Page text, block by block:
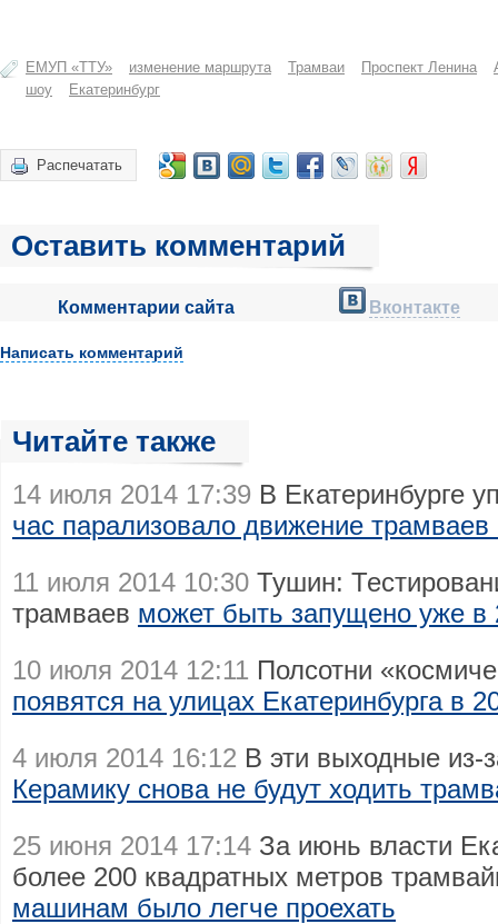
ЕМУП «ТТУ» изменение маршрута Трамваи Проспект Ленина
шоу
Екатеринбург
Распечатать
Оставить комментарий
Комментарии сайта Вконтакте
Написать комментарий
Читайте также
14 июля 2014 17:39 В Екатеринбурге
час парализовало движение
11 июля 2014 10:30 Тушин:
трамваев может быть запущено уже в
10 июля 2014 12:11 Полсотни
появятся на улицах Екатеринбурга в
4 июля 2014 16:12 В эти выходные из-
Керамику снова не будут ходить
25 июня 2014 17:14 За июнь власти
более 200 квадратных метров
машинам было легче проехать